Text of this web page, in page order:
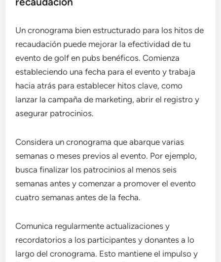
Un cronograma bien estructurado para los hitos de
recaudación puede mejorar la efectividad de tu
evento de golf en pubs benéficos. Comienza
estableciendo una fecha para el evento y trabaja
hacia atrás para establecer hitos clave, como
lanzar la campaña de marketing, abrir el registro y
asegurar patrocinios.
Considera un cronograma que abarque varias
semanas o meses previos al evento. Por ejemplo,
busca finalizar los patrocinios al menos seis
semanas antes y comenzar a promover el evento
cuatro semanas antes de la fecha.
Comunica regularmente actualizaciones y
recordatorios a los participantes y donantes a lo
largo del cronograma. Esto mantiene el impulso y